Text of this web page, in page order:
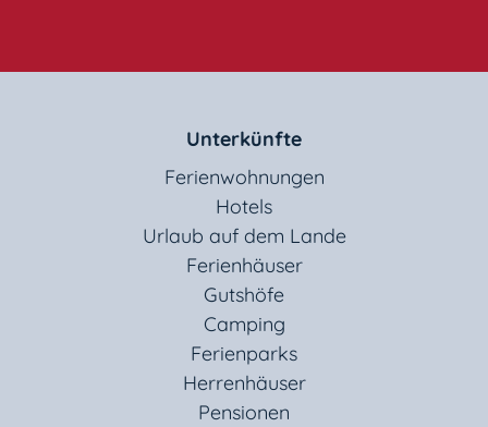
Unterkünfte
Ferienwohnungen
Hotels
Urlaub auf dem Lande
Ferienhäuser
Gutshöfe
Camping
Ferienparks
Herrenhäuser
Pensionen